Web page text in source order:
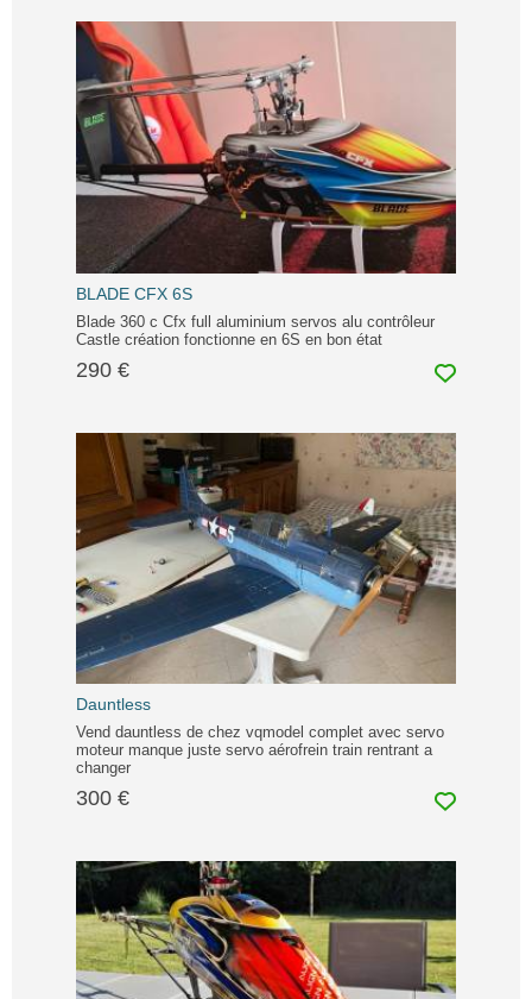
BLADE CFX 6S
Blade 360 c Cfx full aluminium servos alu contrôleur
Castle création fonctionne en 6S en bon état
290 €
Dauntless
Vend dauntless de chez vqmodel complet avec servo
moteur manque juste servo aérofrein train rentrant a
changer
300 €